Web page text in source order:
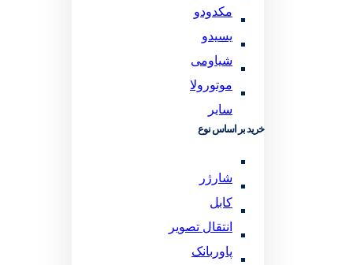
مکدودو
یسیدو
شیاومی
موتورولا
سایر
خرید بر اساس نوع
شارژر
کابل
انتقال تصویر
پاوربانک